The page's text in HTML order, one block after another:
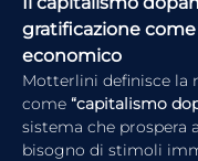
gratificazione
economico
Motterlini definisce la
come “capitalismo
sistema che prospera
bisogno di stimoli